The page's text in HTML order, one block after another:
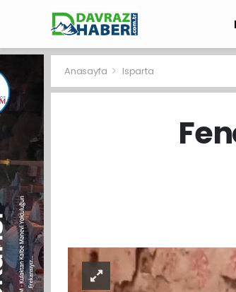
Anasayfa Isparta